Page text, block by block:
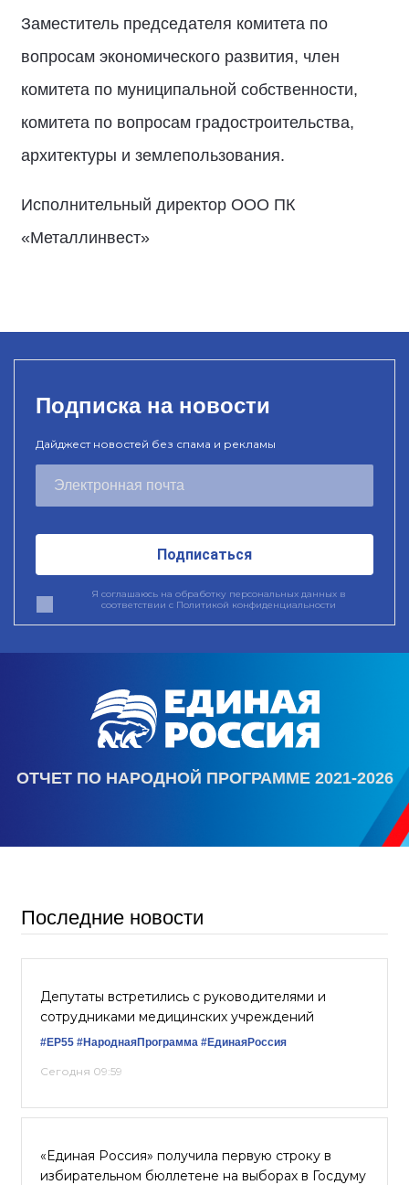
Заместитель председателя комитета по
вопросам экономического развития, член
комитета по муниципальной собственности,
комитета по вопросам градостроительства,
архитектуры и землепользования.
Исполнительный директор ООО ПК
«Металлинвест»
Подписка на новости
Дайджест новостей без спама и рекламы
Подписаться
Я соглашаюсь на обработку персональных данных в
соответствии с Политикой конфиденциальности
ОТЧЕТ ПО НАРОДНОЙ ПРОГРАММЕ 2021-2026
Последние новости
Депутаты встретились с руководителями и
сотрудниками медицинских учреждений
#ЕР55 #НароднаяПрограмма #‎ЕдинаяРоссия
Сегодня 09:59
«Единая Россия» получила первую строку в
избирательном бюллетене на выборах в Госдуму